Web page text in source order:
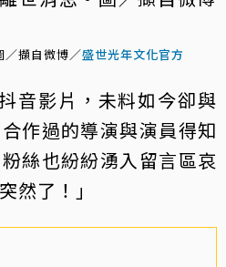
／擷自微博／盛世光年文化官方
音影片，未料如今卻與
作過的導演與演員得知
絲也紛紛湧入留言區哀
然了！」